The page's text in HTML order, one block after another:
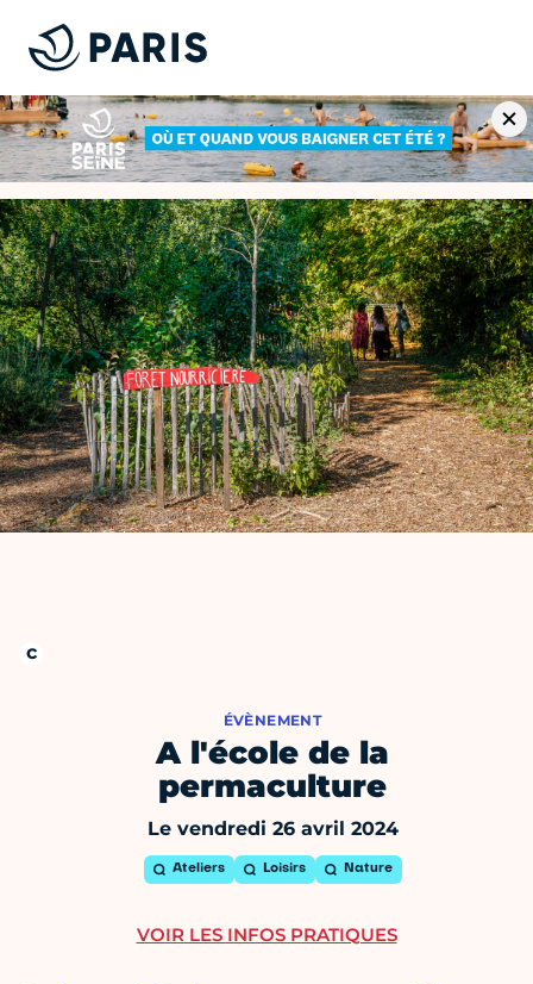
ÉVÈNEMENT
A l'école de la
permaculture
Le vendredi 26 avril 2024
Ateliers Loisirs Nature
VOIR LES INFOS PRATIQUES